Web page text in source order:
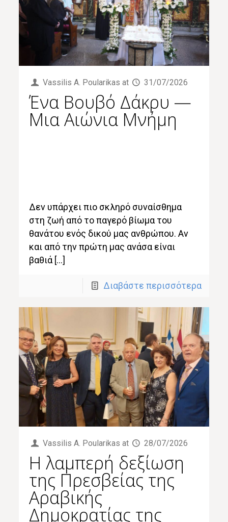
Vassilis Α. Poularikas at 31/07/2026
Ένα Βουβό Δάκρυ —
Μια Αιώνια Μνήμη
Δεν υπάρχει πιο σκληρό συναίσθημα
στη ζωή από το παγερό βίωμα του
θανάτου ενός δικού μας ανθρώπου. Αν
και από την πρώτη μας ανάσα είναι
βαθιά […]
Διαβάστε περισσότερα
Vassilis Α. Poularikas at 28/07/2026
Η λαμπερή δεξίωση
της Πρεσβείας της
Αραβικής
Δημοκρατίας της